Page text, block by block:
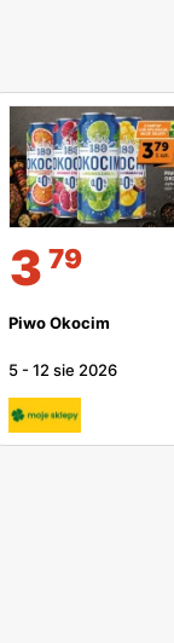
3 79
Piwo Okocim
5 -12 sie 2026